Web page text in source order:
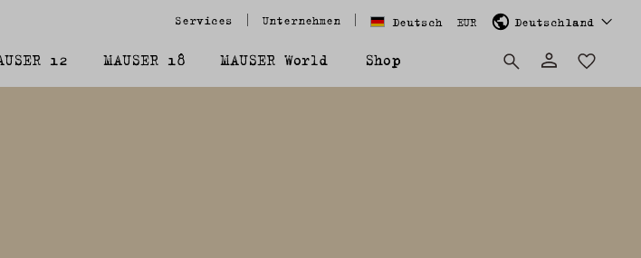
Services Unternehmen Deutsch EUR Deutschland
12 MAUSER 18 MAUSER World Shop